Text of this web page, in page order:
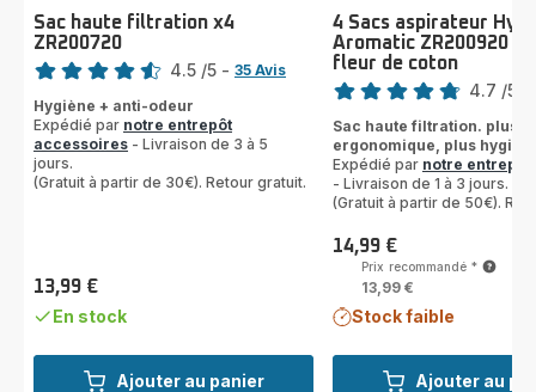
Ajouter au panier
Sac haute filtration x4
ZR200720
Note
4.5 /5 - 35 Avis
Hygiène + anti-odeur
Expédié par notre entrepôt
accessoires - Livraison de 3 à 5
jours.
(Gratuit à partir de 30€). Retour gratuit.
Prix
13,99 €
En stock
Ajouter au
4 Sacs aspirateur
Aromatic ZR200920 -
fleur de coton
Note
4.7 /5
Sac haute filtration. plus
ergonomique, plus
Expédié par notre entrepôt
- Livraison de 1 à 3 jours.
(Gratuit à partir de 50€).
Prix
14,99 €
Prix recommandé *
13,99 €
Stock faible